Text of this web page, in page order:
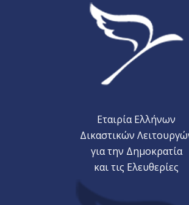
Εταιρία Ελλήνων
Δικαστικών
για την Δημοκρατία
και τις Ελευθερίες